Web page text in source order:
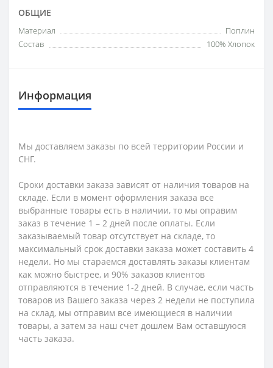
ОБЩИЕ
Материал
Поплин
Состав
100% Хлопок
Информация
Мы доставляем заказы по всей территории России и
СНГ.
Сроки доставки заказа зависят от наличия товаров на
складе. Если в момент оформления заказа все
выбранные товары есть в наличии, то мы оправим
заказ в течение 1 – 2 дней после оплаты. Если
заказываемый товар отсутствует на складе, то
максимальный срок доставки заказа может составить 4
недели. Но мы стараемся доставлять заказы клиентам
как можно быстрее, и 90% заказов клиентов
отправляются в течение 1-2 дней. В случае, если часть
товаров из Вашего заказа через 2 недели не поступила
на склад, мы отправим все имеющиеся в наличии
товары, а затем за наш счет дошлем Вам оставшуюся
часть заказа.